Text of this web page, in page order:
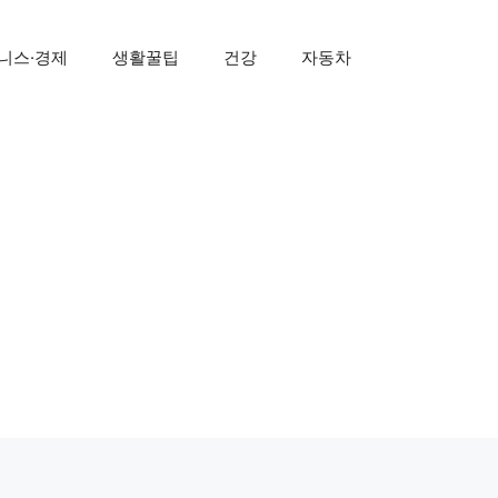
스·경제 생활꿀팁 건강 자동차